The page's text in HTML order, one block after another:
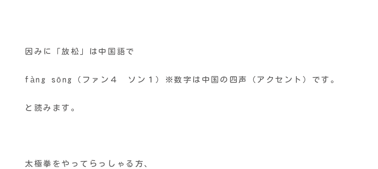
因みに「放松」は中国語で
fàng sōng（ファン４ ソン１） ※数字は中国の四声（アクセント）です。
と読みます。
太極拳をやってらっしゃる方、